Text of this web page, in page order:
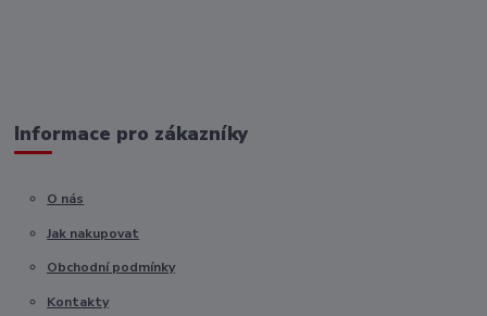
Informace pro zákazníky
O nás
Jak nakupovat
Obchodní podmínky
Kontakty